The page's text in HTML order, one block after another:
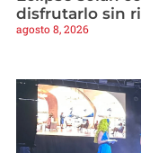
disfrutarlo sin
agosto 8, 2026